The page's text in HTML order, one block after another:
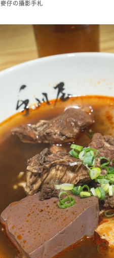
麥仔の攝影手札